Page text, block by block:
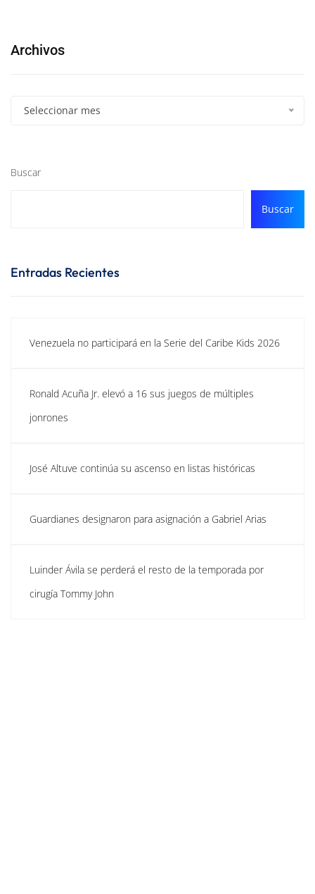
Archivos
Seleccionar mes
Buscar
Buscar
Entradas Recientes
Venezuela no participará en la Serie del Caribe Kids 2026
Ronald Acuña Jr. elevó a 16 sus juegos de múltiples
jonrones
José Altuve continúa su ascenso en listas históricas
Guardianes designaron para asignación a Gabriel Arias
Luinder Ávila se perderá el resto de la temporada por
cirugía Tommy John